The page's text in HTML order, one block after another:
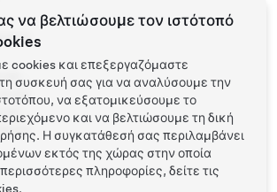
-
-
να βελτιώσουμε τον ιστότοπό
cookies και επεξεργαζόμαστε
συσκευή σας για να αναλύσουμε την
να εξατομικεύσουμε το
και να βελτιώσουμε τη δική
Η συγκατάθεσή σας περιλαμβάνει
εκτός της χώρας στην οποία
πληροφορίες, δείτε τις
.